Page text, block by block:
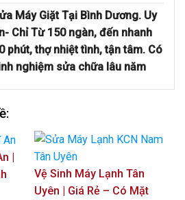
Máy Giặt Tại Bình Dương. Uy
Chỉ Từ 150 ngàn, đến nhanh
phút, thợ nhiệt tình, tận tâm. Có
nghiệm sửa chữa lâu năm
|
Vệ Sinh Máy Lạnh Tân
Uyên | Giá Rẻ – Có Mặt